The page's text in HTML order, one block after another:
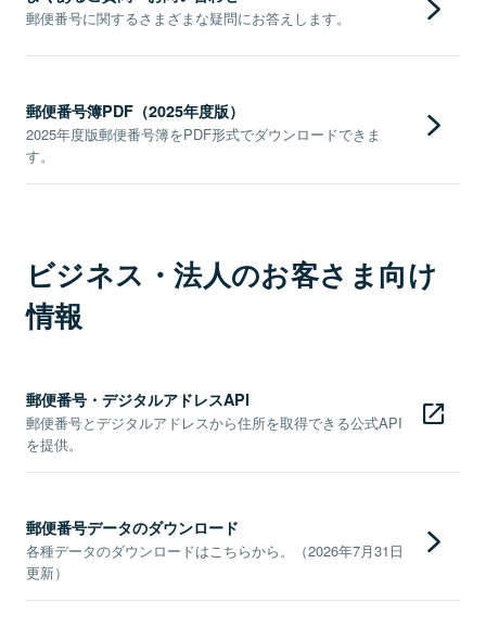
郵便番号に関するさまざまな疑問にお答えします。
郵便番号簿PDF（2025年度版）
2025年度版郵便番号簿をPDF形式でダウンロードできま
す。
ビジネス・法人のお客さま向け
情報
郵便番号・デジタルアドレスAPI
郵便番号とデジタルアドレスから住所を取得できる公式API
を提供。
郵便番号データのダウンロード
各種データのダウンロードはこちらから。（2026年7月31日
更新）